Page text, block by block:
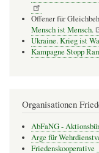
Offener für
Mensch ist Mensch.
Ukraine. Krieg ist
Kampagne Stopp
Organisationen
AbFaNG -
Arge für
Friedenskooperative